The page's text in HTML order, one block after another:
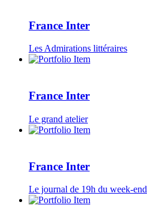
France Inter
Les Admirations littéraires
France Inter
Le grand atelier
France Inter
Le journal de 19h du week-end